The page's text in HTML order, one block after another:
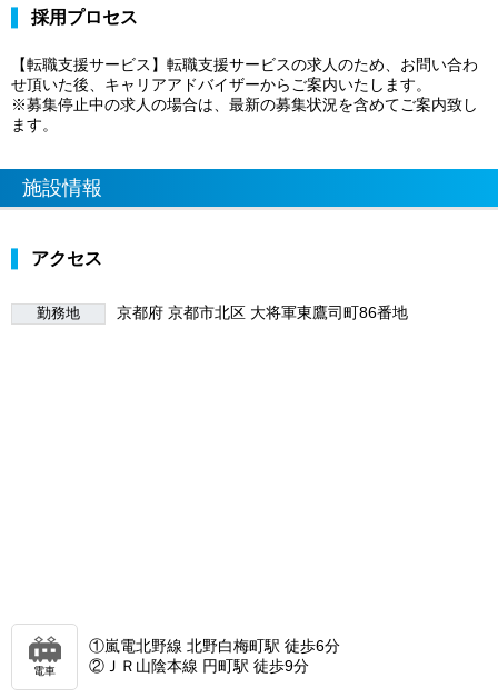
採用プロセス
【転職支援サービス】転職支援サービスの求人のため、お問い合わ
せ頂いた後、キャリアアドバイザーからご案内いたします。
※募集停止中の求人の場合は、最新の募集状況を含めてご案内致し
ます。
施設情報
アクセス
勤務地 京都府 京都市北区 大将軍東鷹司町86番地
電車
①嵐電北野線 北野白梅町駅 徒歩6分
②ＪＲ山陰本線 円町駅 徒歩9分